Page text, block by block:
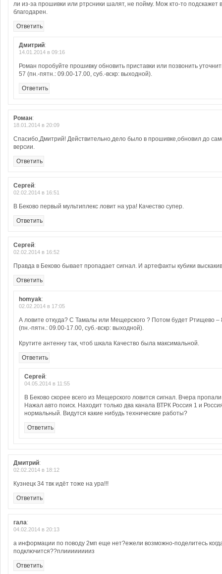
ли из-за прошивки или ртрсники шалят, не пойму. Мож кто-то подскажет
благодарен.
Ответить
Дмитрий:
14.01.2014 в 09:16
Роман поробуйте прошивку обновить приставки или позвонить
57 (пн.-пятн.: 09.00-17.00, суб.-вскр: выходной).
Ответить
Роман:
18.01.2014 в 20:09
Спасибо,Дмитрий! Действительно,дело было в прошивке,обновил до
версии.
Ответить
Сергей:
02.02.2014 в 16:51
В Беково первый мультиплекс ловит на ура! Качество супер.
Ответить
Сергей:
02.02.2014 в 16:52
Правда в Беково бывает пропадает сигнал. И артефакты кубики
Ответить
homyak:
02.02.2014 в 17:05
А ловите откуда? С Тамалы или Мещерского ? Потом будет Ртищево –
(пн.-пятн.: 09.00-17.00, суб.-вскр: выходной).
Крутите антенну так, чтоб шкала Качество была максимальной.
Ответить
Сергей:
04.05.2014 в 11:55
В Беково скорее всего из Мещерского ловится сигнал. Вчера
Нажал авто поиск. Находит только два канала ВТРК Россия 1 и
нормальный. Видутся какие нибудь технические работы?
Ответить
Дмитрий:
02.02.2014 в 18:12
Кузнецк 34 твк идёт тоже на ура!!!
Ответить
гала:
04.02.2014 в 20:13
а информации по поводу 2мп еще нет?ежели возможно-поделитесь
подключится??плииииииииз
Ответить